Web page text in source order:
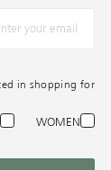
*البريد الإلكترونيّ
in shopping for?
WOMEN